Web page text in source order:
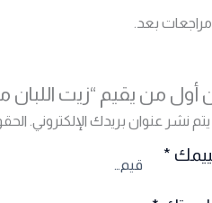
مراجعات بعد.
أول من يقيم “زيت اللبان
نشر عنوان بريدك الإلكتروني.
*